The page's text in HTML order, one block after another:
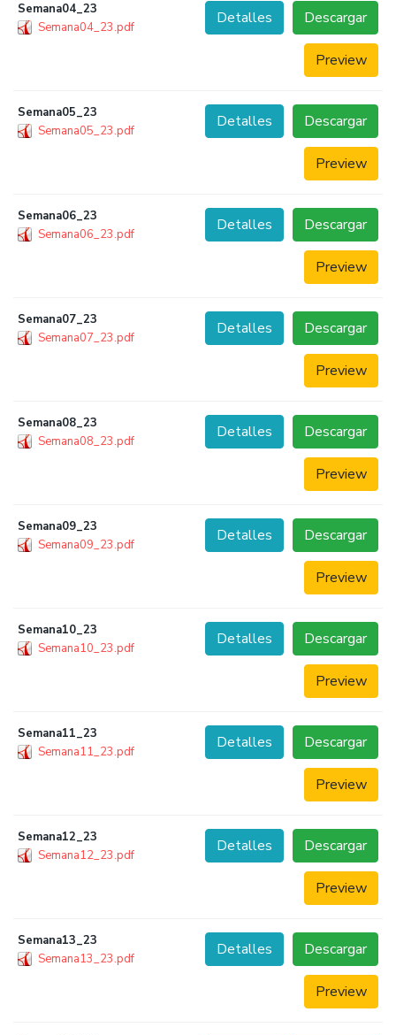
Semana04_23
Semana04_23.pdf
Descargar
Detalles
Preview
Semana05_23
Semana05_23.pdf
Descargar
Detalles
Preview
Semana06_23
Semana06_23.pdf
Descargar
Detalles
Preview
Semana07_23
Semana07_23.pdf
Descargar
Detalles
Preview
Semana08_23
Semana08_23.pdf
Descargar
Detalles
Preview
Semana09_23
Semana09_23.pdf
Descargar
Detalles
Preview
Semana10_23
Semana10_23.pdf
Descargar
Detalles
Preview
Semana11_23
Semana11_23.pdf
Descargar
Detalles
Preview
Semana12_23
Semana12_23.pdf
Descargar
Detalles
Preview
Semana13_23
Semana13_23.pdf
Descargar
Detalles
Preview